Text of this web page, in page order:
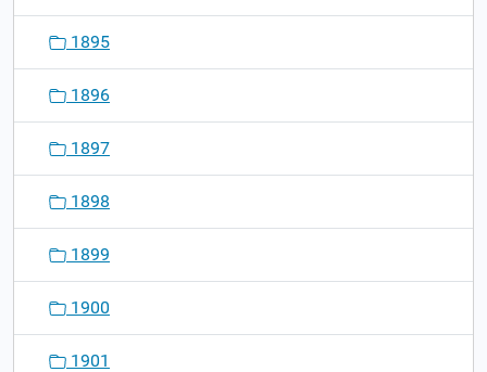
1895
1896
1897
1898
1899
1900
1901